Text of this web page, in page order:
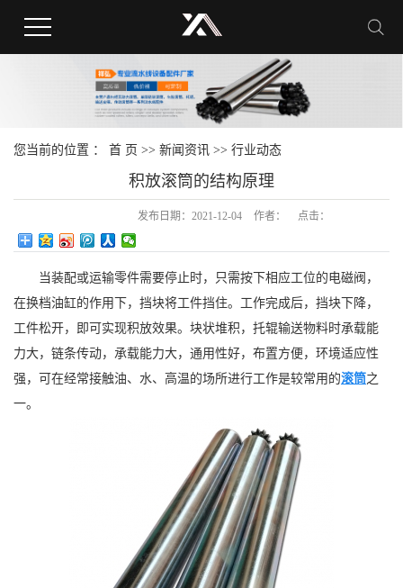
您当前的位置 ： 首 页 >> 新闻资讯 >> 行业动态
积放滚筒的结构原理
发布日期： 2021-12-04 作者： 点击：
当装配或运输零件需要停止时，只需按下相应工位的电磁阀，
在换档油缸的作用下，挡块将工件挡住。工作完成后，挡块下降，
工件松开，即可实现积放效果。块状堆积，托辊输送物料时承载能
力大，链条传动，承载能力大，通用性好，布置方便，环境适应性
强，可在经常接触油、水、高温的场所进行工作是较常用的滚筒之
一。